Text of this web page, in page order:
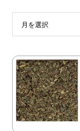
月を選択